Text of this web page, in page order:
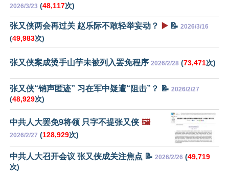
2026/3/23 (48,117次)
张又侠两会再过关 赵乐际不敢轻举妄动？ ▶️ 📝 2026/3/16
(49,983次)
张又侠案成烫手山芋未被列入罢免程序 2026/2/28 (73,471次)
张又侠“销声匿迹” 习在军中疑遭“阻击”？ 📝 2026/2/27
(48,929次)
中共人大罢免9将领 只字不提张又侠 🖼️
2026/2/27 (128,929次)
中共人大召开会议 张又侠成关注焦点 📝 2026/2/26 (49,719
次)